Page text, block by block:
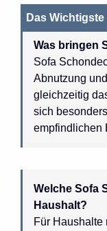
Das
Was bringen
Sofa
Abnutzung
gleichzeitig
sich
empfindlichen
Welche Sofa
Haushalt?
Für Haushalte